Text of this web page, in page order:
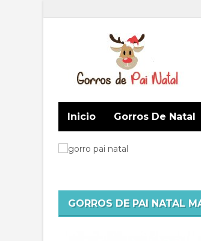
Inicio Gorros De Natal
GORROS DE PAI NATAL